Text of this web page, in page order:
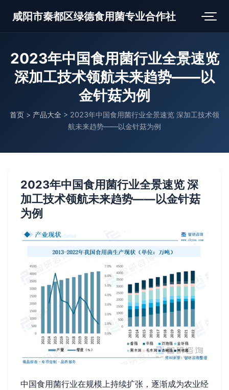
咸阳市秦都区绿德食用菌专业合作社
2023年中国食用菌行业全景速览
深加工技术领航未来趋势——以
金针菇为例
首页 > 产品大全 > 2023年中国食用菌行业全景速览 深加工技术领
航未来趋势——以金针菇为例
2023年中国食用菌行业全景速览 深
加工技术领航未来趋势——以金针菇
为例
中国食用菌行业在规模上持续扩张，逐渐成为农业经